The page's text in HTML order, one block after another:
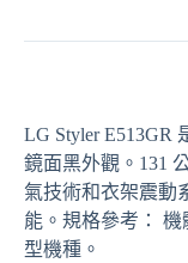
LG Styler E513GR
鏡面黑外觀。131
氣技術和衣架震動
能。規格參考： 機
型機種。